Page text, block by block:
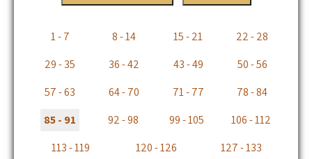
1 - 7 8 - 14 15 - 21
22 - 28
29 - 35
36 - 42 43 - 49
50 - 56
57 - 63
64 - 70 71 - 77
78 - 84
85 - 91
92 - 98 99 - 105
106 - 112
113 - 119
120 - 126
127 - 133